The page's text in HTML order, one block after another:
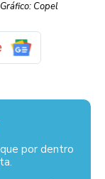
Copel
por dentro